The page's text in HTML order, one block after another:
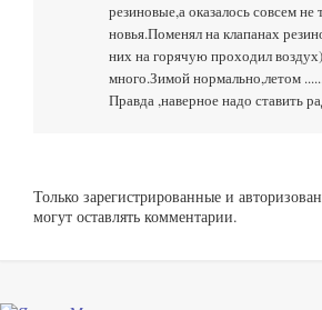
резиновые,а оказалось совсем не
новья.Поменял на клапанах
них на горячую проходил
много.Зимой нормально,летом
Правда ,наверное надо ставить
Только зарегистрированные и
могут оставлять комментарии.